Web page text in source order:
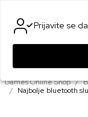
Games Online Shop
Najbolje bluetooth
Prijavite se